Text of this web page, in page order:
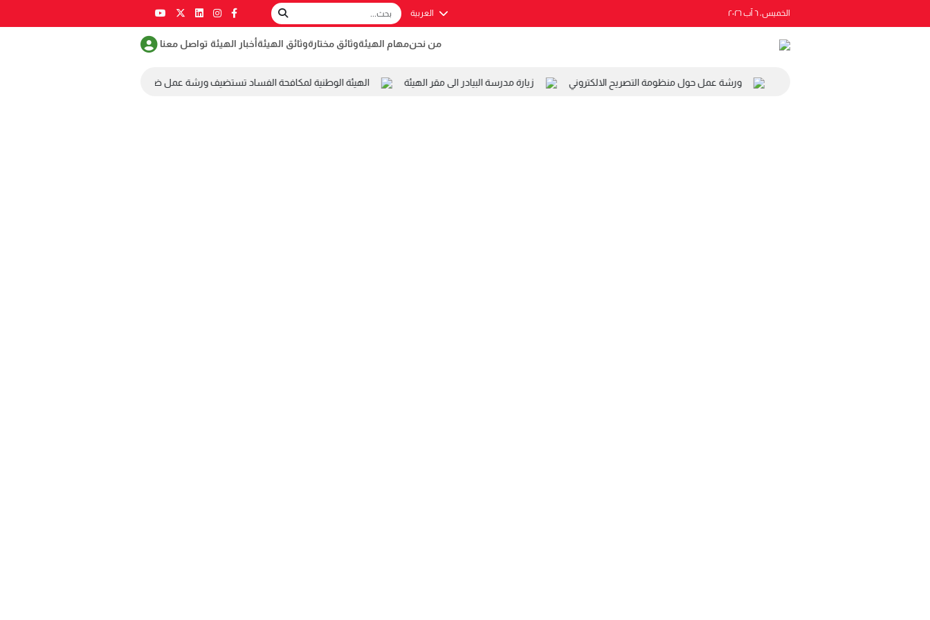
الخميس، ٦ آب ٢٠٢٦ العربية
من نحنمهام الهيئةوثائق مختارةوثائق الهيئةأخبار الهيئة تواصل معنا
ورشة عمل حول منظومة التصريح الالكتروني زيارة مدرسة البيادر الى مقر الهيئة الهيئة الوطنية لمكافحة الفساد تستضيف ورشة عمل ضمن مسابقة طلابية لمكافحة الفساد